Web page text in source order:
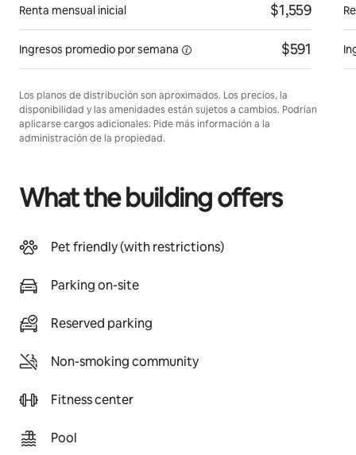
Renta mensual inicial $1,559
Ingresos promedio porsemana $591
Los planos de distribución son aproximados. Los precios, la
disponibilidad y las amenidades están sujetos a cambios. Podrían
aplicarse cargos adicionales. Pide más información a la
administración de la propiedad.
What the building offers
Pet friendly (with restrictions)
Parking on-site
Reserved parking
Non-smoking community
Fitness center
Pool